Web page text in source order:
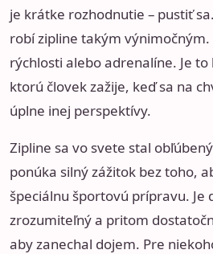
je krátke rozhodnutie – pustiť
robí zipline takým výnimočným.
rýchlosti alebo adrenalíne. Je
ktorú človek zažije, keď sa na
úplne inej perspektívy.
Zipline sa vo svete stal
ponúka silný zážitok bez toho,
špeciálnu športovú prípravu. Je
zrozumiteľný a pritom
aby zanechal dojem. Pre